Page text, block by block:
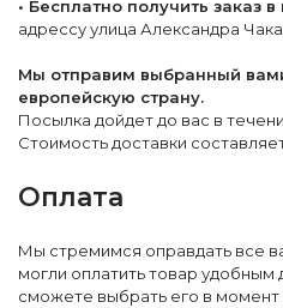
• Бесплатно получить заказ
адрессу улица Александра
Мы отправим выбранный
европейскую страну.
Посылка дойдет до вас в
Стоимость доставки составляет
Оплата
Мы стремимся оправдать все
могли оплатить товар
сможете выбрать его в